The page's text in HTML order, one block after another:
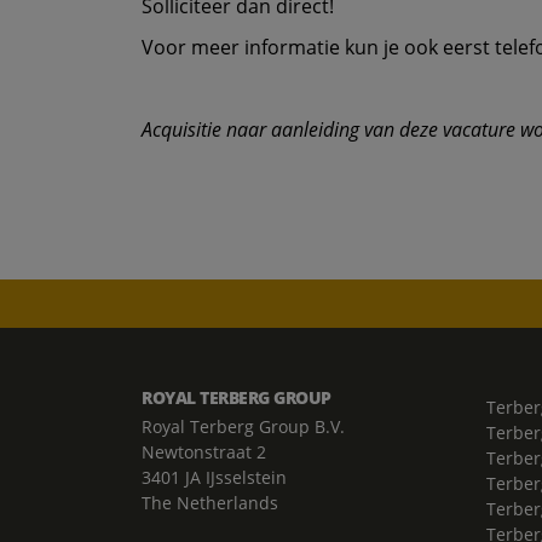
Solliciteer dan direct!
Voor meer informatie kun je ook eerst
Acquisitie naar aanleiding van deze vacature
ROYAL TERBERG GROUP
Royal Terberg Group B.V.
Newtonstraat 2
3401 JA IJsselstein
The Netherlands